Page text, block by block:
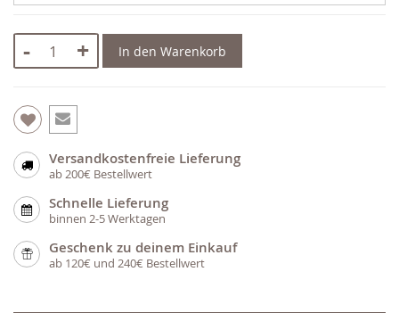
- + In den Warenkorb
Versandkostenfreie Lieferung
ab 200€ Bestellwert
Schnelle Lieferung
binnen 2-5 Werktagen
Geschenk zu deinem Einkauf
ab 120€ und 240€ Bestellwert